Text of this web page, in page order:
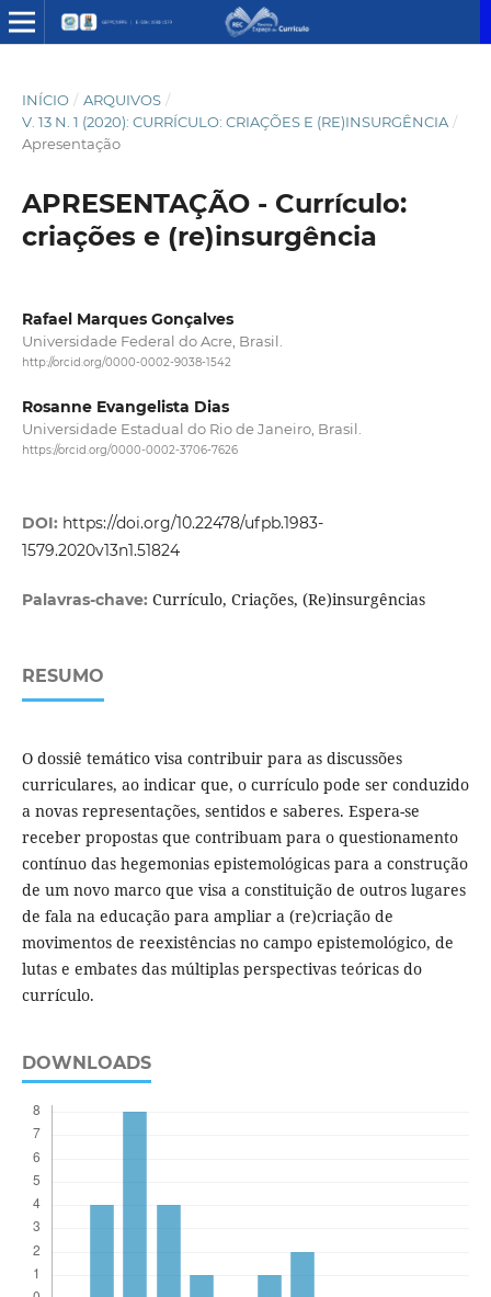
INÍCIO / ARQUIVOS /
V. 13 N. 1 (2020): CURRÍCULO: CRIAÇÕES E (RE)INSURGÊNCIA /
Apresentação
APRESENTAÇÃO - Currículo:
criações e (re)insurgência
Rafael Marques Gonçalves
Universidade Federal do Acre, Brasil.
http://orcid.org/0000-0002-9038-1542
Rosanne Evangelista Dias
Universidade Estadual do Rio de Janeiro, Brasil.
https://orcid.org/0000-0002-3706-7626
DOI: https://doi.org/10.22478/ufpb.1983-
1579.2020v13n1.51824
Palavras-chave: Currículo, Criações, (Re)insurgências
RESUMO
O dossiê temático visa contribuir para as discussões
curriculares, ao indicar que, o currículo pode ser conduzido
a novas representações, sentidos e saberes. Espera-se
receber propostas que contribuam para o questionamento
contínuo das hegemonias epistemológicas para a construção
de um novo marco que visa a constituição de outros lugares
de fala na educação para ampliar a (re)criação de
movimentos de reexistências no campo epistemológico, de
lutas e embates das múltiplas perspectivas teóricas do
currículo.
DOWNLOADS